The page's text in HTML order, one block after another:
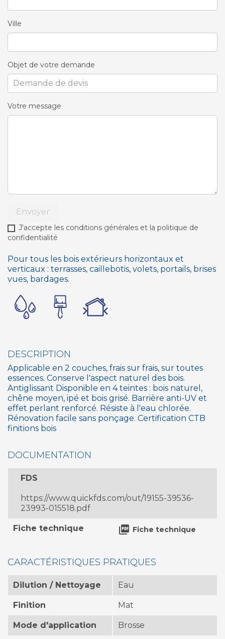
Ville
Objet de votre demande
Votre message
Envoyer
J'accepte les conditions générales et la politique de
confidentialité
Pour tous les bois extérieurs horizontaux et
verticaux : terrasses, caillebotis, volets, portails, brises
vues, bardages.
DESCRIPTION
Applicable en 2 couches, frais sur frais, sur toutes
essences. Conserve l'aspect naturel des bois.
Antiglissant Disponible en 4 teintes : bois naturel,
chêne moyen, ipé et bois grisé. Barrière anti-UV et
effet perlant renforcé. Résiste à l'eau chlorée.
Rénovation facile sans ponçage. Certification CTB
finitions bois
DOCUMENTATION
FDS
https://www.quickfds.com/out/19155-39536-
23993-015518.pdf
Fiche technique  Fiche technique
CARACTÉRISTIQUES PRATIQUES
Dilution / Nettoyage Eau
Finition Mat
Mode d'application Brosse